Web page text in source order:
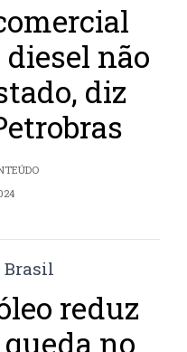
não
diz
reduz
no